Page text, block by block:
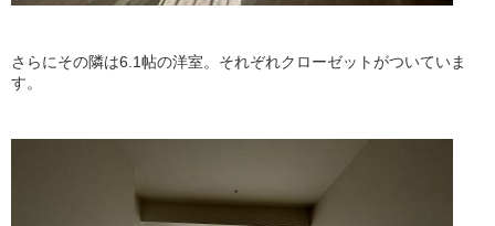
さらにその隣は6.1帖の洋室。それぞれクローゼットがついていま
す。